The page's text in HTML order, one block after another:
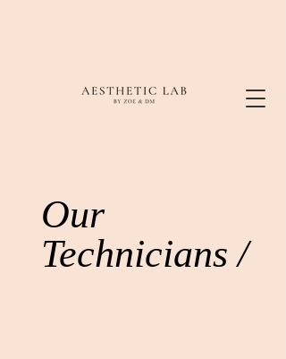
Our
Technicians /